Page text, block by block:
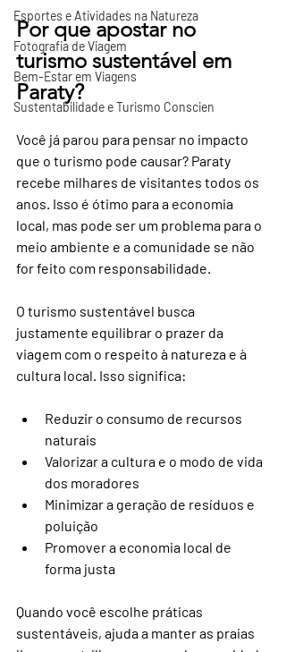
Esportes e Atividades na Natureza
Fotografia de Viagem
Bem-Estar em Viagens
Sustentabilidade e Turismo Conscien
Por que apostar no
turismo sustentável em
Paraty?
Você já parou para pensar no impacto
que o turismo pode causar? Paraty
recebe milhares de visitantes todos os
anos. Isso é ótimo para a economia
local, mas pode ser um problema para o
meio ambiente e a comunidade se não
for feito com responsabilidade.
O turismo sustentável busca
justamente equilibrar o prazer da
viagem com o respeito à natureza e à
cultura local. Isso significa:
Reduzir o consumo de recursos
naturais
Valorizar a cultura e o modo de vida
dos moradores
Minimizar a geração de resíduos e
poluição
Promover a economia local de
forma justa
Quando você escolhe práticas
sustentáveis, ajuda a manter as praias